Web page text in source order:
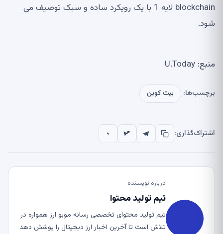
blockchain لایه 1 با یک رویکرد ساده و سبک توصیف می
شود.
منبع: U.Today
برچسب‌ها: بیت کوین
اشتراک‌گذاری:
درباره نویسنده
تیم تولید محتوا
تیم تولید محتوای تخصصی رسانه موبو ارز همواره در
تلاش است تا آخرین اخبار ارز دیجیتال را پوشش دهد